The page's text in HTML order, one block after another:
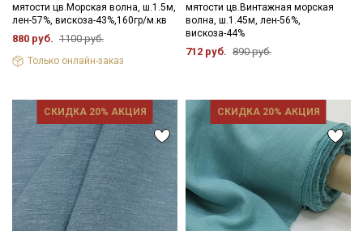
мятости цв.Морская волна, ш.1.5м,
лен-57%, вискоза-43%,160гр/м.кв
880 руб. 1100 руб.
Только онлайн-заказ
мятости цв.Винтажная морская
волна, ш.1.45м, лен-56%,
вискоза-44%
712 руб. 890 руб.
СКИДКА 20% АКЦИЯ СКИДКА 20% АКЦИЯ